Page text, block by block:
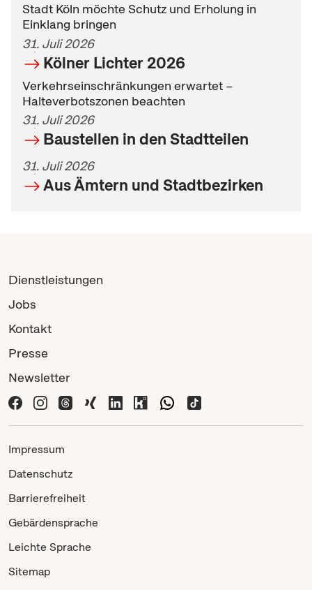
Stadt Köln möchte Schutz und Erholung in
Einklang bringen
31. Juli 2026
Kölner Lichter 2026
Verkehrseinschränkungen erwartet –
Halteverbotszonen beachten
31. Juli 2026
Baustellen in den Stadtteilen
31. Juli 2026
Aus Ämtern und Stadtbezirken
Dienstleistungen
Jobs
Kontakt
Presse
Newsletter
Impressum
Datenschutz
Barrierefreiheit
Gebärdensprache
Leichte Sprache
Sitemap